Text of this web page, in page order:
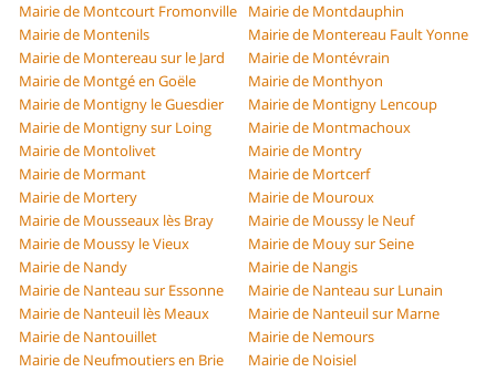
Mairie de Montcourt Fromonville
Mairie de Montdauphin
Mairie de Montenils
Mairie de Montereau Fault Yonne
Mairie de Montereau sur le Jard
Mairie de Montévrain
Mairie de Montgé en Goële
Mairie de Monthyon
Mairie de Montigny le Guesdier
Mairie de Montigny Lencoup
Mairie de Montigny sur Loing
Mairie de Montmachoux
Mairie de Montolivet
Mairie de Montry
Mairie de Mormant
Mairie de Mortcerf
Mairie de Mortery
Mairie de Mouroux
Mairie de Mousseaux lès Bray
Mairie de Moussy le Neuf
Mairie de Moussy le Vieux
Mairie de Mouy sur Seine
Mairie de Nandy
Mairie de Nangis
Mairie de Nanteau sur Essonne
Mairie de Nanteau sur Lunain
Mairie de Nanteuil lès Meaux
Mairie de Nanteuil sur Marne
Mairie de Nantouillet
Mairie de Nemours
Mairie de Neufmoutiers en Brie
Mairie de Noisiel